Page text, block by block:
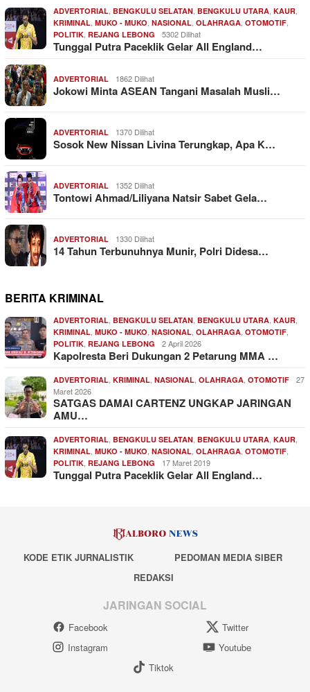
ADVERTORIAL BENGKULU SELATAN BENGKULU UTARA KAUR
KRIMINAL MUKO - MUKO NASIONAL OLAHRAGA OTOMOTIF
POLITIK REJANG LEBONG 5302 Dilihat
Tunggal Putra Paceklik Gelar All England…
ADVERTORIAL 1862 Dilihat
Jokowi Minta ASEAN Tangani Masalah Musli…
ADVERTORIAL 1370 Dilihat
Sosok New Nissan Livina Terungkap, Apa K…
ADVERTORIAL 1352 Dilihat
Tontowi Ahmad/Liliyana Natsir Sabet Gela…
ADVERTORIAL 1330 Dilihat
14 Tahun Terbunuhnya Munir, Polri Didesa…
BERITA KRIMINAL
ADVERTORIAL BENGKULU SELATAN BENGKULU UTARA KAUR
KRIMINAL MUKO - MUKO NASIONAL OLAHRAGA OTOMOTIF
POLITIK REJANG LEBONG 2 April 2026
Kapolresta Beri Dukungan 2 Petarung MMA …
ADVERTORIAL KRIMINAL NASIONAL OLAHRAGA OTOMOTIF
27
Maret 2026
SATGAS DAMAI CARTENZ UNGKAP JARINGAN
AMU…
ADVERTORIAL BENGKULU SELATAN BENGKULU UTARA KAUR
KRIMINAL MUKO - MUKO NASIONAL OLAHRAGA OTOMOTIF
POLITIK REJANG LEBONG 17 Maret 2019
Tunggal Putra Paceklik Gelar All England…
KODE ETIK JURNALISTIK
PEDOMAN MEDIA SIBER
REDAKSI
JARINGAN SOCIAL
Facebook
Twitter
Instagram
Youtube
Tiktok